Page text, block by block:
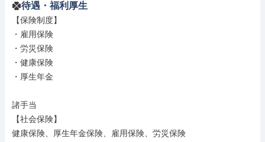
待遇・福利厚生
【保険制度】
・雇用保険
・労災保険
・健康保険
・厚生年金
諸手当
【社会保険】
健康保険、厚生年金保険、雇用保険、労災保険